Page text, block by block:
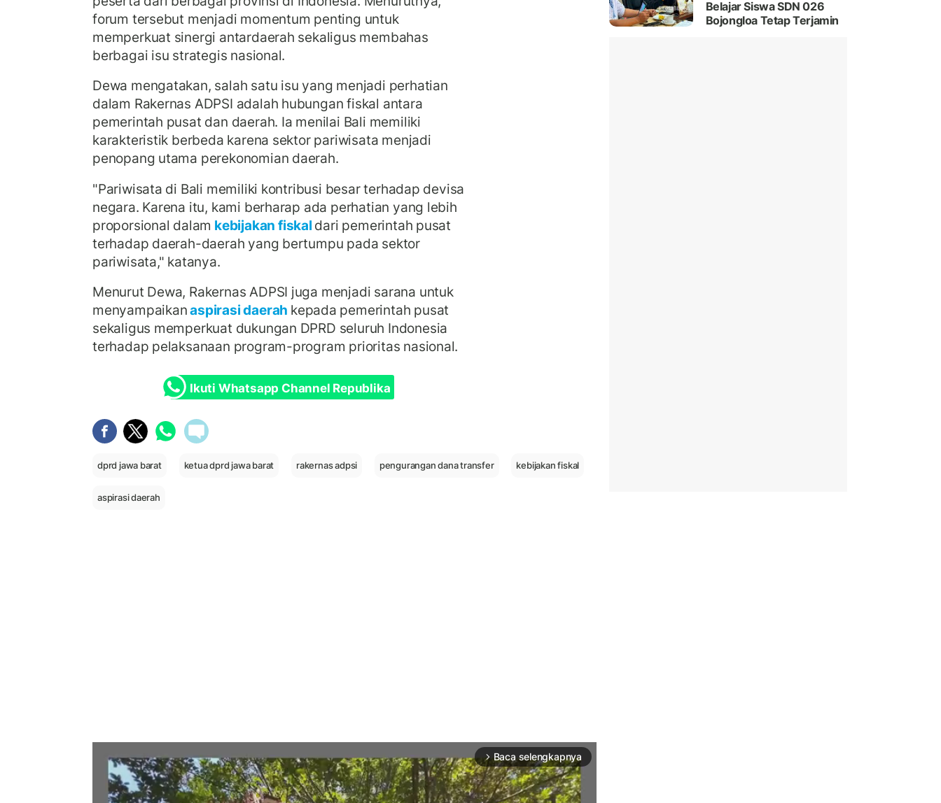
forum tersebut menjadi momentum penting untuk
memperkuat sinergi antardaerah sekaligus membahas
berbagai isu strategis nasional.
Dewa mengatakan, salah satu isu yang menjadi perhatian
dalam Rakernas ADPSI adalah hubungan fiskal antara
pemerintah pusat dan daerah. Ia menilai Bali memiliki
karakteristik berbeda karena sektor pariwisata menjadi
penopang utama perekonomian daerah.
"Pariwisata di Bali memiliki kontribusi besar terhadap devisa
negara. Karena itu, kami berharap ada perhatian yang lebih
proporsional dalam kebijakan fiskal dari pemerintah pusat
terhadap daerah-daerah yang bertumpu pada sektor
pariwisata," katanya.
Menurut Dewa, Rakernas ADPSI juga menjadi sarana untuk
menyampaikanaspirasi daerah kepada pemerintah pusat
sekaligus memperkuat dukungan DPRD seluruh Indonesia
terhadap pelaksanaan program-program prioritas nasional.
Ikuti Whatsapp Channel Republika
dprd jawa barat ketua dprd jawa barat rakernas adpsi pengurangan dana transfer kebijakan fiskal
aspirasi daerah
arrow_forward_ios Baca selengkapnya
Belajar Siswa SDN 026
Bojongloa Tetap Terjamin